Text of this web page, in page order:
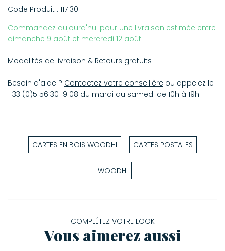
Code Produit : 117130
Commandez aujourd'hui pour une livraison estimée entre
dimanche 9 août et mercredi 12 août
Modalités de livraison & Retours gratuits
Besoin d'aide ? Contactez votre conseillère ou appelez le
+33 (0)5 56 30 19 08 du mardi au samedi de 10h à 19h
CARTES EN BOIS WOODHI CARTES POSTALES
WOODHI
COMPLÉTEZ VOTRE LOOK
Vous aimerez aussi